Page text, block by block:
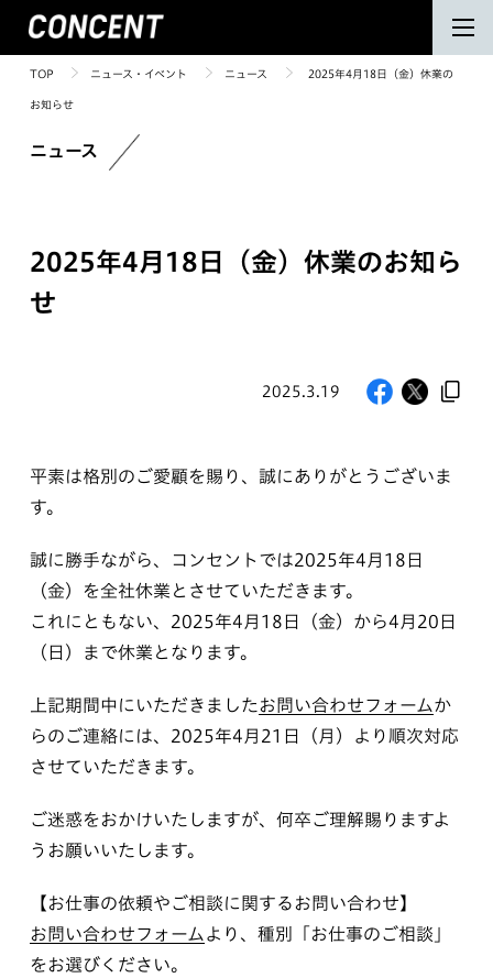
TOP ニュース・イベント ニュース 2025年4月18日（金）休業の
お知らせ
ニュース
2025年4月18日（金）休業のお知ら
せ
2025.3.19
平素は格別のご愛顧を賜り、誠にありがとうございま
す。
誠に勝手ながら、コンセントでは2025年4月18日
（金）を全社休業とさせていただきます。
これにともない、2025年4月18日（金）から4月20日
（日）まで休業となります。
上記期間中にいただきましたお問い合わせフォームか
らのご連絡には、2025年4月21日（月）より順次対応
させていただきます。
ご迷惑をおかけいたしますが、何卒ご理解賜りますよ
うお願いいたします。
【お仕事の依頼やご相談に関するお問い合わせ】
お問い合わせフォーム より、種別「お仕事のご相談」
をお選びください。